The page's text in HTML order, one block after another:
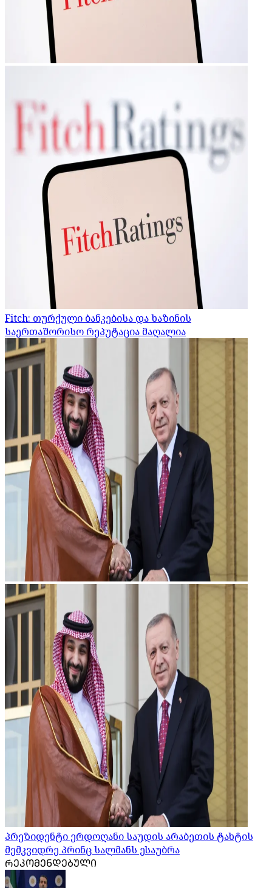
Fitch: თურქული ბანკებისა და ხაზინის
საერთაშორისო რეპუტაცია მაღალია
პრეზიდენტი ერდოღანი საუდის არაბეთის ტახტის
მემკვიდრე პრინც სალმანს ესაუბრა
ᲠᲔᲙᲝᲛᲔᲜᲓᲔᲑᲣᲚᲘ